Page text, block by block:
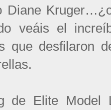
Diane
veáis el
que desfilaron
de Elite Model